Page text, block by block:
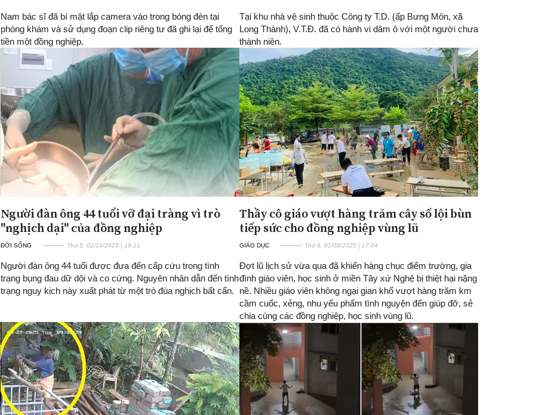
Nam bác sĩ đã bí mật lắp camera vào trong bóng đèn tại
phòng khám và sử dụng đoạn clip riêng tư đã ghi lại để tống
tiền một đồng nghiệp.
Tại khu nhà vệ sinh thuộc Công ty T.D. (ấp Bưng Môn, xã
Long Thành), V.T.Đ. đã có hành vi dâm ô với một người chưa
thành niên.
Người đàn ông 44 tuổi vỡ đại tràng vì trò
"nghịch dại" của đồng nghiệp
ĐỜI SỐNG Thứ 5, 02/10/2025 | 19:21
Người đàn ông 44 tuổi được đưa đến cấp cứu trong tình
trạng bụng đau dữ dội và co cứng. Nguyên nhân dẫn đến tình
trạng nguy kịch này xuất phát từ một trò đùa nghịch bất cẩn.
Thầy cô giáo vượt hàng trăm cây số lội bùn
tiếp sức cho đồng nghiệp vùng lũ
GIÁO DỤC Thứ 6, 01/08/2025 | 17:04
Đợt lũ lịch sử vừa qua đã khiến hàng chục điểm trường, gia
đình giáo viên, học sinh ở miền Tây xứ Nghệ bị thiệt hại nặng
nề. Nhiều giáo viên không ngại gian khổ vượt hàng trăm km
cầm cuốc, xẻng, nhu yếu phẩm tình nguyện đến giúp đỡ, sẻ
chia cùng các đồng nghiệp, học sinh vùng lũ.